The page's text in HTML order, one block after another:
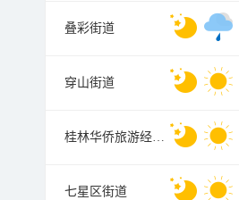
叠彩街道
穿山街道
桂林华侨旅游经济区管理委员会
七星区街道